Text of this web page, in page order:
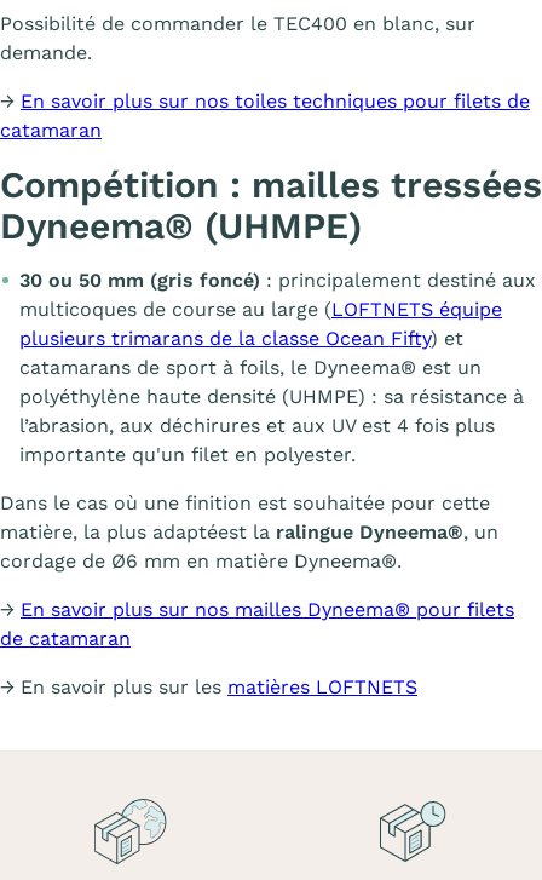
Possibilité de commander le TEC400 en blanc, sur
demande.
→ En savoir plus sur nos toiles techniques pour filets de
catamaran
Compétition : mailles tressées
Dyneema® (UHMPE)
30 ou 50 mm (gris foncé) : principalement destiné aux
multicoques de course au large (LOFTNETS équipe
plusieurs trimarans de la classe Ocean Fifty) et
catamarans de sport à foils, le Dyneema® est un
polyéthylène haute densité (UHMPE) : sa résistance à
l’abrasion, aux déchirures et aux UV est 4 fois plus
importante qu'un filet en polyester.
Dans le cas où une finition est souhaitée pour cette
matière, la plus adaptéest la ralingue Dyneema®, un
cordage de Ø6 mm en matière Dyneema®.
→ En savoir plus sur nos mailles Dyneema® pour filets
de catamaran
→ En savoir plus sur les matières LOFTNETS